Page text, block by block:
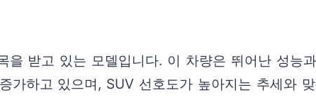
을 받고 있는 모델입니다. 이 차량은 뛰어난 성능
가하고 있으며, SUV 선호도가 높아지는 추세와